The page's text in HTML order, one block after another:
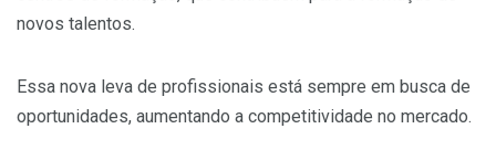
novos talentos.
Essa nova leva de profissionais está sempre em busca de
oportunidades, aumentando a competitividade no mercado.